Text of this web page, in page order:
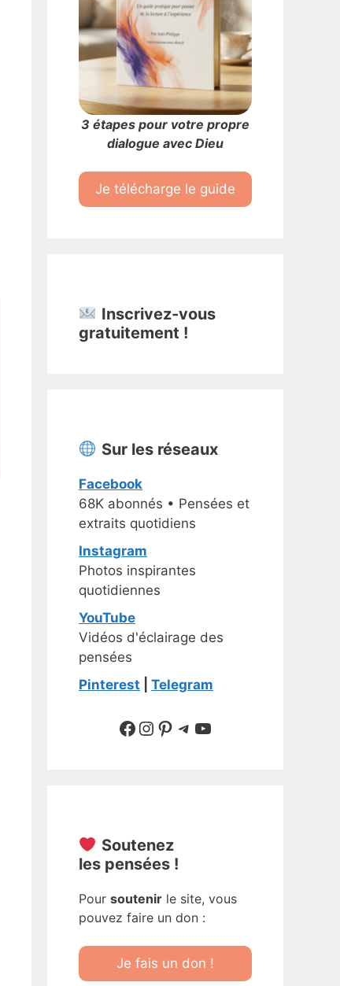
3 étapes pour votre propre
dialogue avec Dieu
Je télécharge le guide
Inscrivez-vous
gratuitement !
Sur les réseaux
Facebook
68K abonnés • Pensées et
extraits quotidiens
Instagram
Photos inspirantes
quotidiennes
YouTube
Vidéos d'éclairage des
pensées
Pinterest
Telegram
Suivre sur Facebook
Suivre sur Instagram
Pinterest
Sur Telegram
YouTube
Soutenez
les pensées !
Pour soutenir le site, vous
pouvez faire un don :
Je fais un don !